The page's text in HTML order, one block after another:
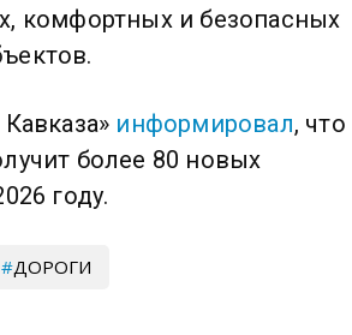
комфортных и безопасных
информировал, что
более 80 новых
году.
ДОРОГИ